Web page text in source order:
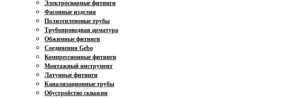
Электросварные фитинги
Фасонные изделия
Полиэтиленовые трубы
Трубопроводная арматура
Обжимные фитинги
Соединения Gebo
Компрессионные фитинги
Монтажный инструмент
Латунные фитинги
Канализационные трубы
Обустройство скважин